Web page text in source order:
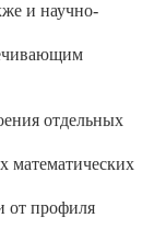
и научно-
отдельных
математических
от профиля